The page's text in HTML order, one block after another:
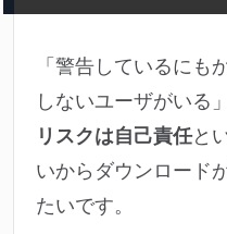
「警告しているにも
しないユーザがいる
リスクは自己責任と
いからダウンロード
たいです。